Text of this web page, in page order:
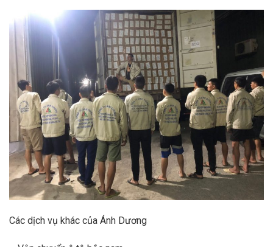
Các dịch vụ khác của Ánh Dương